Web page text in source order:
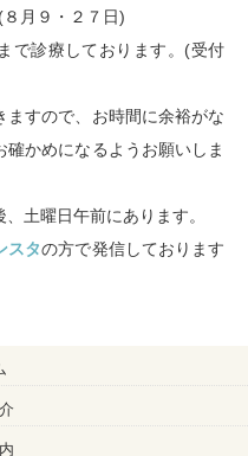
月９・２７日)
で診療しております。(受付
すので、お時間に余裕がな
かめになるようお願いしま
土曜日午前にあります。
スタの方で発信しております